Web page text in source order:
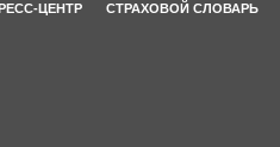
ЦЕНТР СТРАХОВОЙ СЛОВАРЬ